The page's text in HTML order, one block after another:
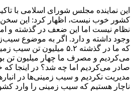
این نماینده مجلس شورای اسلامی با
کشور خوب نیست، اظهار کرد: این سخن
نظام نیست اما این ضعف در گذشته و
وجود داشته و دارد. اگر به موضوع
که ما در گذشته ۵.۲ میلیون
صادر می‌کردیم اما چه شد؟ در اینجا که
مدیریت نکردیم و سیب زمینی‌ها در
ناچار هستیم که سیب زمینی را وارد